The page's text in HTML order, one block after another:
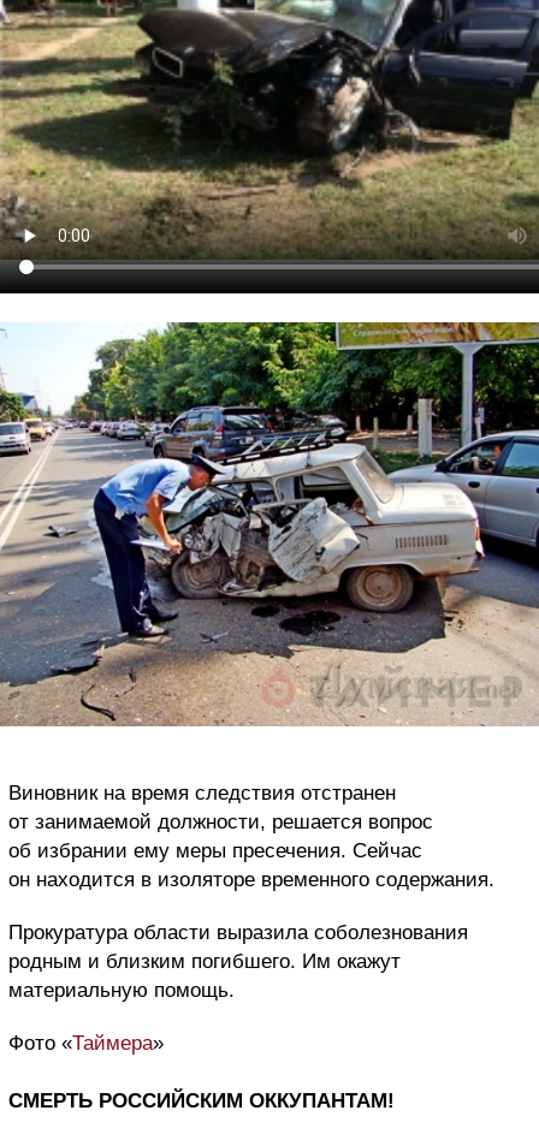
Виновник на время следствия отстранен
от занимаемой должности, решается вопрос
об избрании ему меры пресечения. Сейчас
он находится в изоляторе временного содержания.
Прокуратура области выразила соболезнования
родным и близким погибшего. Им окажут
материальную помощь.
Фото «Таймера»
СМЕРТЬ РОССИЙСКИМ ОККУПАНТАМ!